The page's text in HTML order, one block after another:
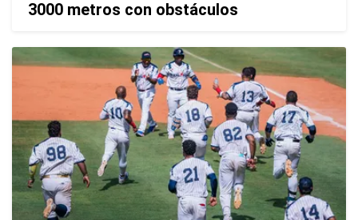
3000 metros con obstáculos